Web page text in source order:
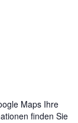
Maps Ihre
finden Sie